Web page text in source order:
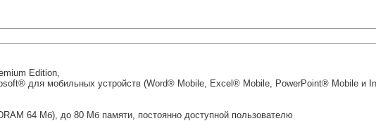
Edition,
для мобильных устройств (Word® Mobile, Excel® Mobile, PowerPoint® Mobile и
64 Мб), до 80 Мб памяти, постоянно доступной пользователю